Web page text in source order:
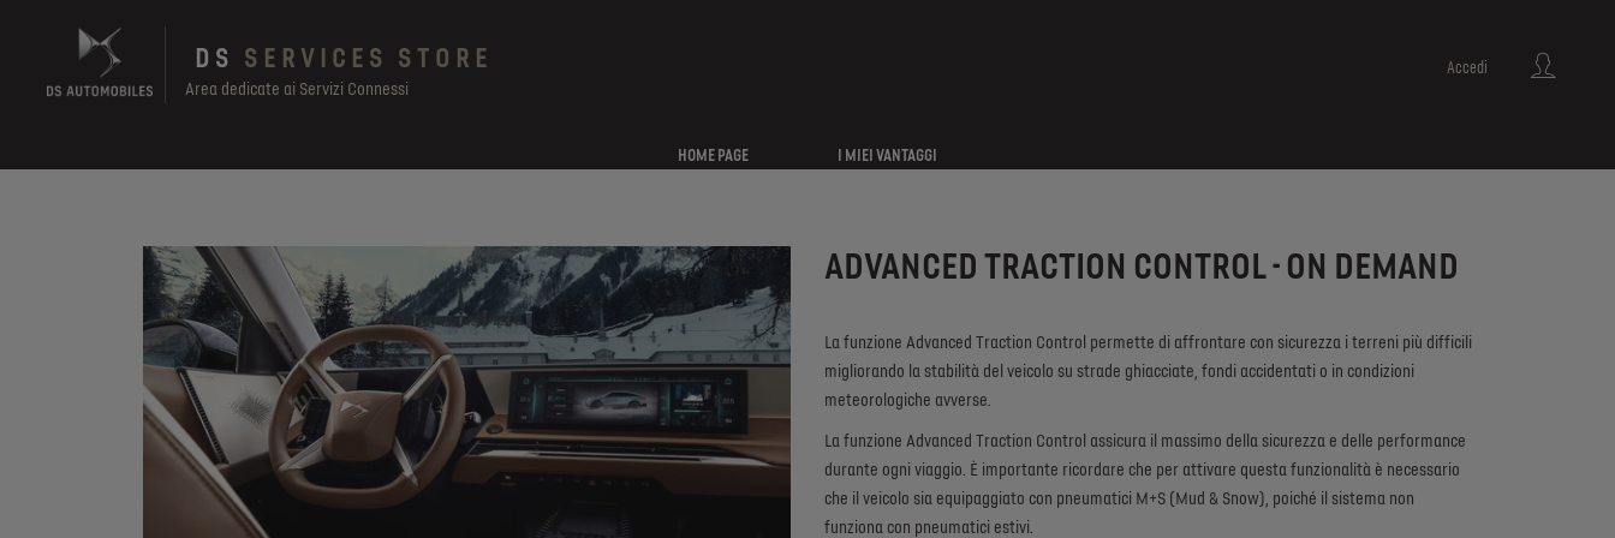
content
DS SERVICES STORE
Area dedicate ai Servizi Connessi
Accedi
Main
HOME PAGE I MIEI VANTAGGI
ADVANCED TRACTION CONTROL - ON DEMAND
La funzione Advanced Traction Control permette di affrontare con sicurezza i terreni più difficili
migliorando la stabilità del veicolo su strade ghiacciate, fondi accidentati o in condizioni
meteorologiche avverse.
La funzione Advanced Traction Control assicura il massimo della sicurezza e delle performance
durante ogni viaggio. È importante ricordare che per attivare questa funzionalità è necessario
che il veicolo sia equipaggiato con pneumatici M+S (Mud & Snow), poiché il sistema non
funziona con pneumatici estivi.